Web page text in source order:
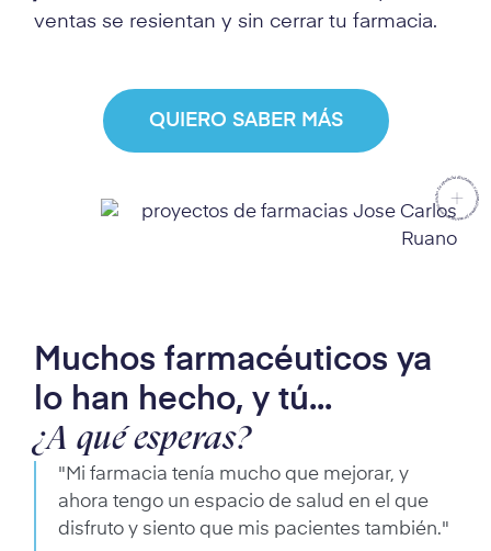
ventas se resientan y sin cerrar tu farmacia.
QUIERO SABER MÁS
Muchos farmacéuticos ya
lo han hecho, y tú...
¿A qué esperas?
"Mi farmacia tenía mucho que mejorar, y
ahora tengo un espacio de salud en el que
disfruto y siento que mis pacientes también."